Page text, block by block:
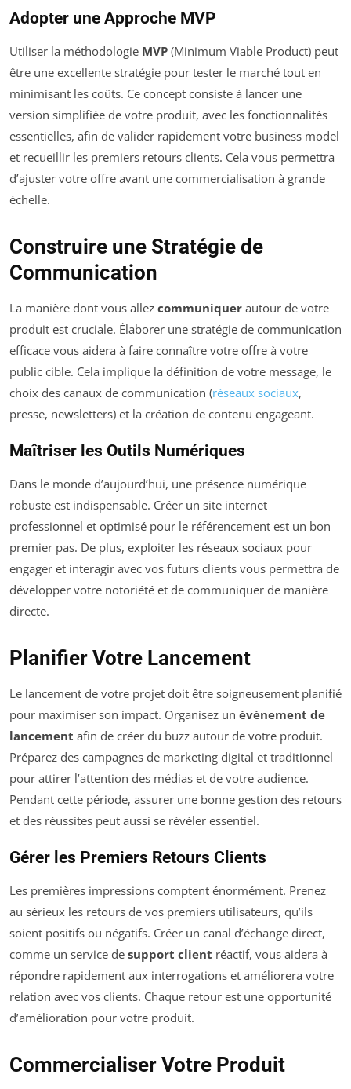
Adopter une Approche MVP
Utiliser la méthodologie MVP (Minimum Viable Product) peut
être une excellente stratégie pour tester le marché tout en
minimisant les coûts. Ce concept consiste à lancer une
version simplifiée de votre produit, avec les fonctionnalités
essentielles, afin de valider rapidement votre business model
et recueillir les premiers retours clients. Cela vous permettra
d’ajuster votre offre avant une commercialisation à grande
échelle.
Construire une Stratégie de
Communication
La manière dont vous allez communiquer autour de votre
produit est cruciale. Élaborer une stratégie de communication
efficace vous aidera à faire connaître votre offre à votre
public cible. Cela implique la définition de votre message, le
choix des canaux de communication (réseaux sociaux,
presse, newsletters) et la création de contenu engageant.
Maîtriser les Outils Numériques
Dans le monde d’aujourd’hui, une présence numérique
robuste est indispensable. Créer un site internet
professionnel et optimisé pour le référencement est un bon
premier pas. De plus, exploiter les réseaux sociaux pour
engager et interagir avec vos futurs clients vous permettra de
développer votre notoriété et de communiquer de manière
directe.
Planifier Votre Lancement
Le lancement de votre projet doit être soigneusement planifié
pour maximiser son impact. Organisez un événement de
lancement afin de créer du buzz autour de votre produit.
Préparez des campagnes de marketing digital et traditionnel
pour attirer l’attention des médias et de votre audience.
Pendant cette période, assurer une bonne gestion des retours
et des réussites peut aussi se révéler essentiel.
Gérer les Premiers Retours Clients
Les premières impressions comptent énormément. Prenez
au sérieux les retours de vos premiers utilisateurs, qu’ils
soient positifs ou négatifs. Créer un canal d’échange direct,
comme un service de support client réactif, vous aidera à
répondre rapidement aux interrogations et améliorera votre
relation avec vos clients. Chaque retour est une opportunité
d’amélioration pour votre produit.
Commercialiser Votre Produit